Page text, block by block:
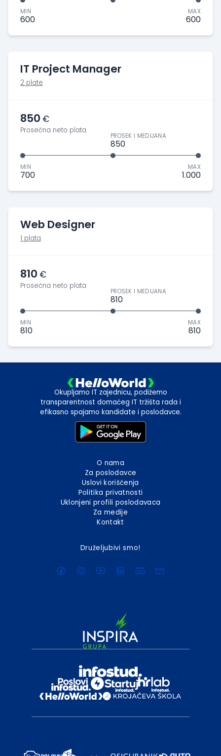
MIN
600
MAX
600
IT Project Manager
2 plate
850 €
Prosečna neto plata
MIN
700
PROSEK I MEDIJANA
850
MAX
1.000
Web Designer
1 plata
810 €
Prosečna neto plata
MIN
810
PROSEK I MEDIJANA
810
MAX
810
Okupljamo IT zajednicu, podižemo
transparentnost domaćeg IT tržišta rada i
efikasno spajamo kandidate i poslodavce.
O nama
Za poslodavce
Uslovi korišćenja
Politika privatnosti
Uklonjeni profili poslodavaca
Za medije
Kontakt
Druželjubivi smo!